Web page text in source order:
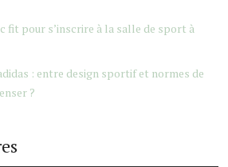
fit pour s’inscrire à la salle de sport à
: entre design sportif et normes de
?